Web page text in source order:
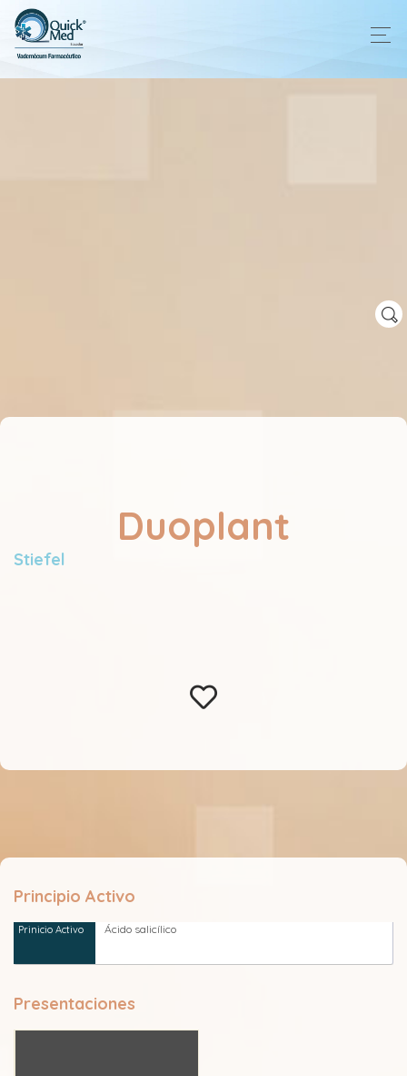
Duoplant
Stiefel
Principio Activo
Ácido salicílico
Presentaciones